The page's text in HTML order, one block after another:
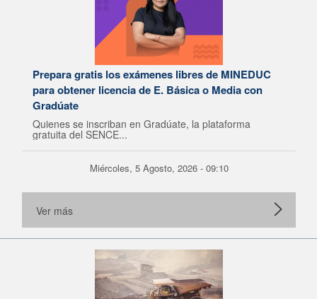
Prepara gratis los exámenes libres de MINEDUC
para obtener licencia de E. Básica o Media con
Gradúate
Quienes se inscriban en Gradúate, la plataforma
gratuita del SENCE...
Miércoles, 5 Agosto, 2026 - 09:10
Ver más